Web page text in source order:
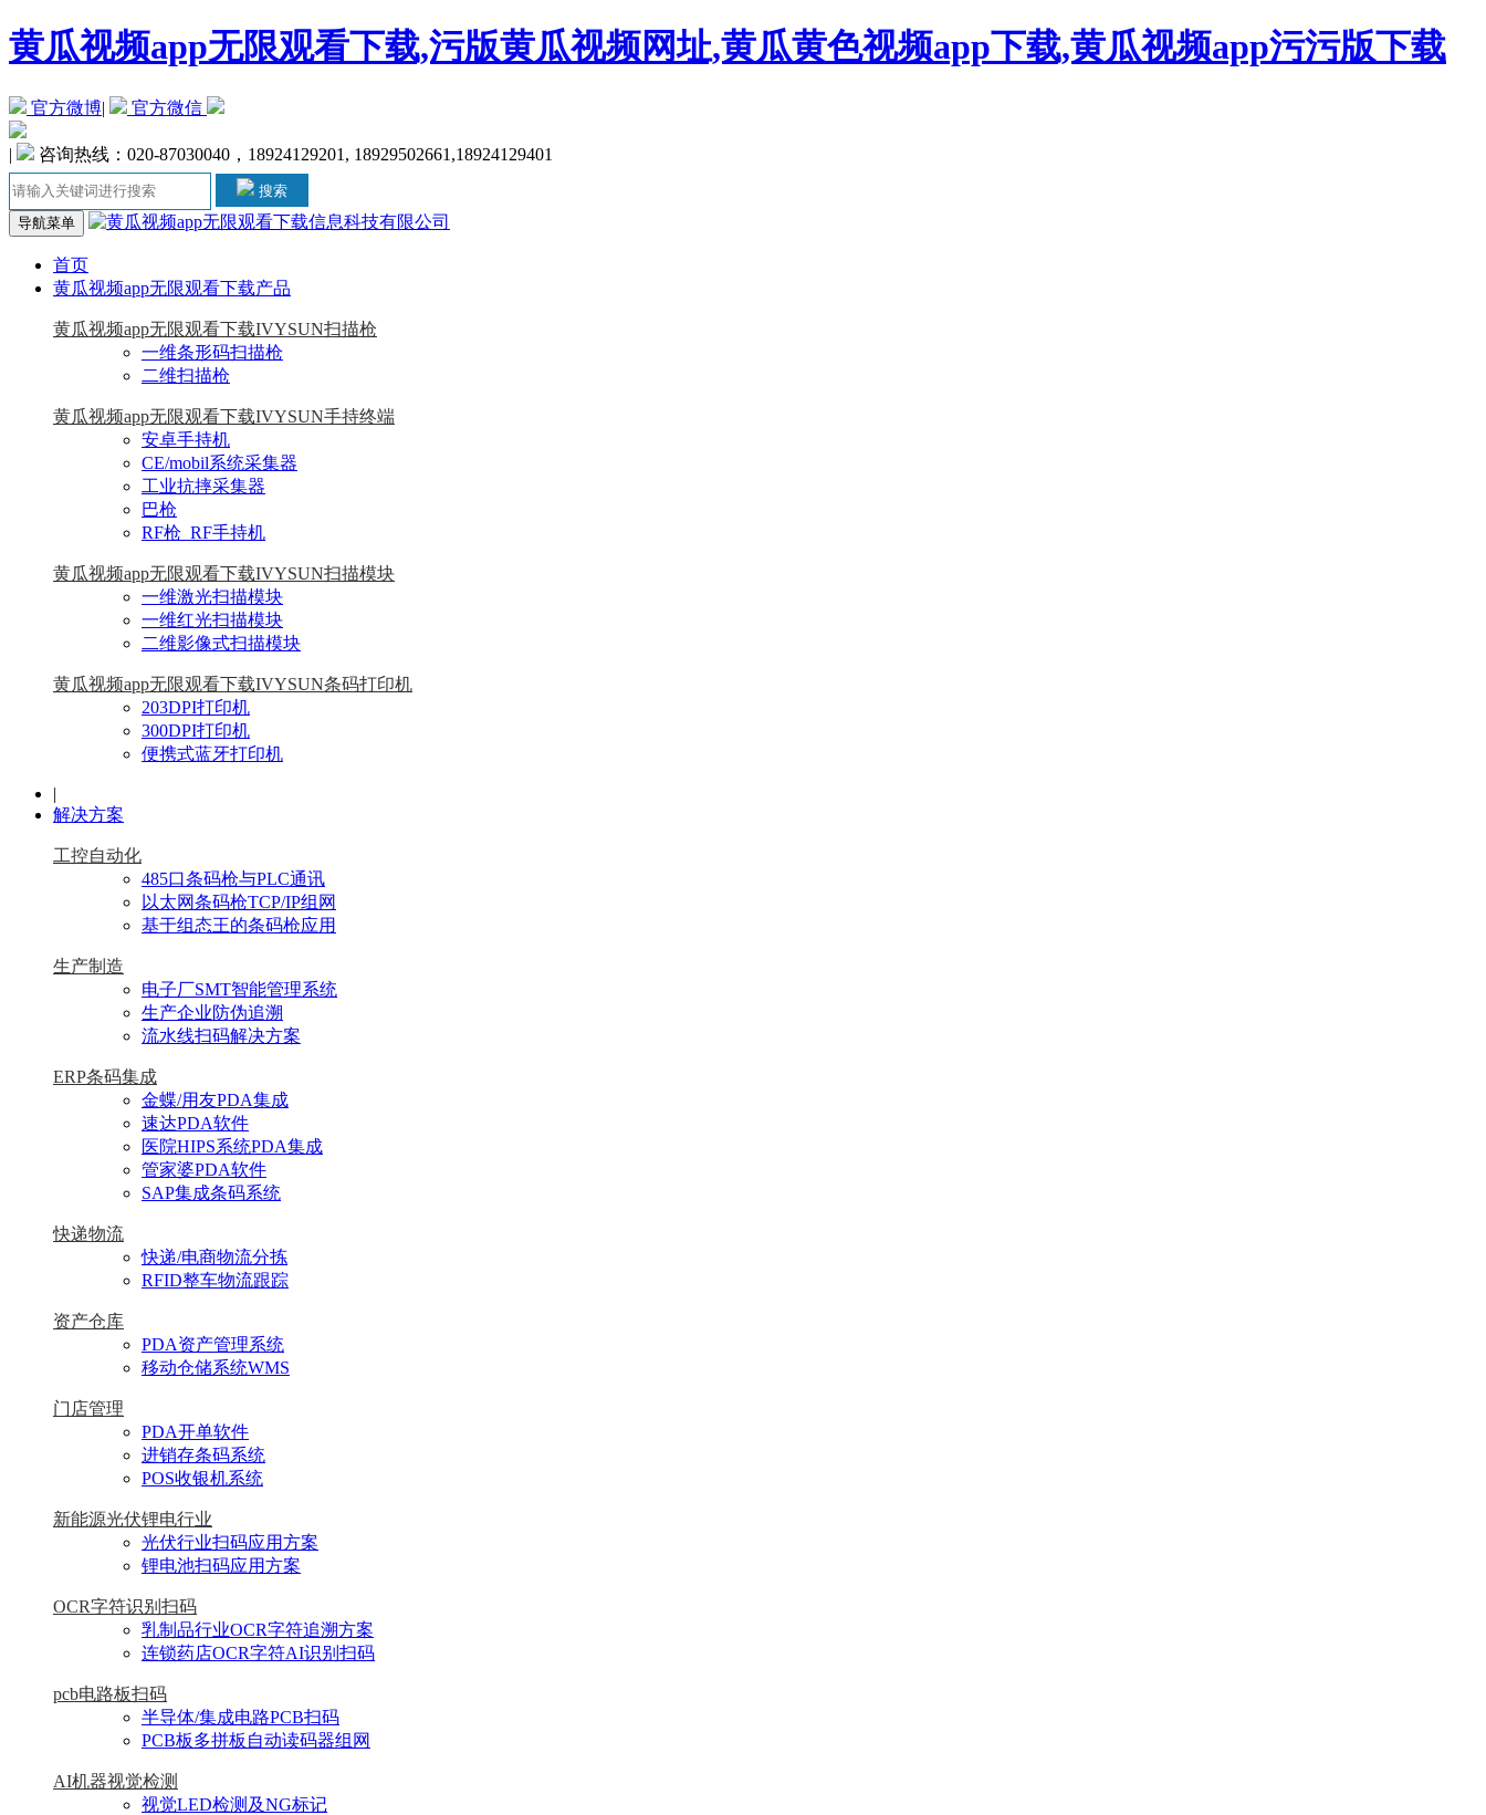
黄瓜视频app无限观看下载,污版黄瓜视频网址,黄瓜黄色视频app下载,黄瓜视频app污污版下载
官方微博| 官方微信
| 咨询热线：020-87030040，18924129201, 18929502661,18924129401
搜索
导航菜单
首页
黄瓜视频app无限观看下载产品
黄瓜视频app无限观看下载IVYSUN扫描枪
一维条形码扫描枪
二维扫描枪
黄瓜视频app无限观看下载IVYSUN手持终端
安卓手持机
CE/mobil系统采集器
工业抗摔采集器
巴枪
RF枪_RF手持机
黄瓜视频app无限观看下载IVYSUN扫描模块
一维激光扫描模块
一维红光扫描模块
二维影像式扫描模块
黄瓜视频app无限观看下载IVYSUN条码打印机
203DPI打印机
300DPI打印机
便携式蓝牙打印机
|
解决方案
工控自动化
485口条码枪与PLC通讯
以太网条码枪TCP/IP组网
基于组态王的条码枪应用
生产制造
电子厂SMT智能管理系统
生产企业防伪追溯
流水线扫码解决方案
ERP条码集成
金蝶/用友PDA集成
速达PDA软件
医院HIPS系统PDA集成
管家婆PDA软件
SAP集成条码系统
快递物流
快递/电商物流分拣
RFID整车物流跟踪
资产仓库
PDA资产管理系统
移动仓储系统WMS
门店管理
PDA开单软件
进销存条码系统
POS收银机系统
新能源光伏锂电行业
光伏行业扫码应用方案
锂电池扫码应用方案
OCR字符识别扫码
乳制品行业OCR字符追溯方案
连锁药店OCR字符AI识别扫码
pcb电路板扫码
半导体/集成电路PCB扫码
PCB板多拼板自动读码器组网
AI机器视觉检测
视觉LED检测及NG标记